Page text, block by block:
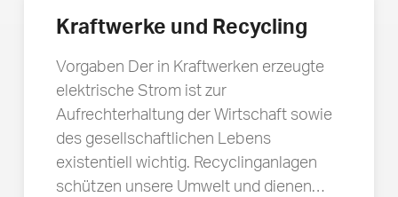
Kraftwerke und Recycling
Vorgaben Der in Kraftwerken erzeugte
elektrische Strom ist zur
Aufrechterhaltung der Wirtschaft sowie
des gesellschaftlichen Lebens
existentiell wichtig. Recyclinganlagen
schützen unsere Umwelt und dienen…